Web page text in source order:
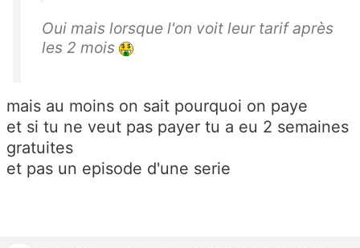
Oui mais lorsque l'on voit leur tarif après
les 2 mois
mais au moins on sait pourquoi on paye
et si tu ne veut pas payer tu a eu 2 semaines
gratuites
et pas un episode d'une serie